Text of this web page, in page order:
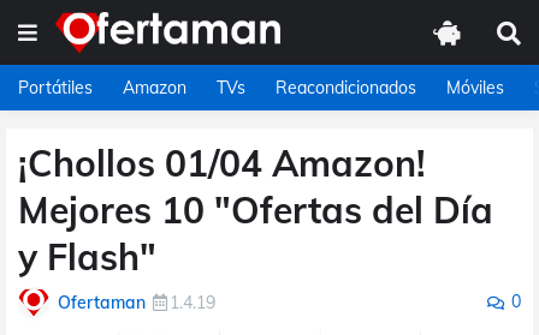
Portátiles Amazon TVs Reacondicionados Móviles
¡Chollos 01/04 Amazon!
Mejores 10 "Ofertas del Día
y Flash"
Ofertaman 1.4.19 0